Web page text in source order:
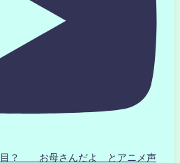
目？ お母さんだよ とアニメ声